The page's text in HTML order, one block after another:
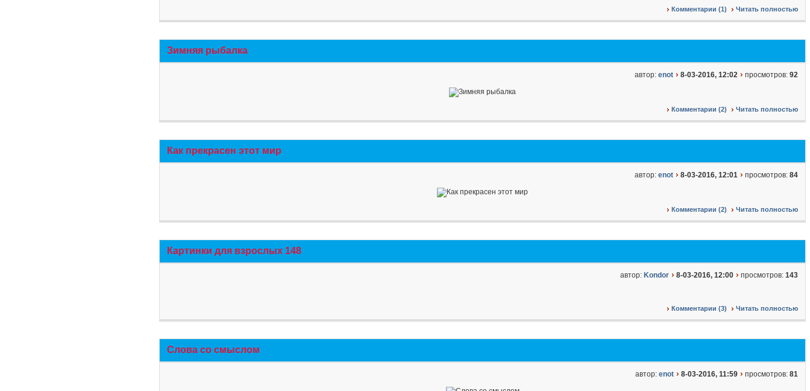
Комментарии (1) Читать полностью
Зимняя рыбалка
автор: enot 8-03-2016, 12:02 просмотров: 92
Комментарии (2) Читать полностью
Как прекрасен этот мир
автор: enot 8-03-2016, 12:01 просмотров: 84
Комментарии (2) Читать полностью
Картинки для взрослых 148
автор: Kondor 8-03-2016, 12:00 просмотров: 143
Комментарии (3) Читать полностью
Слова со смыслом
автор: enot 8-03-2016, 11:59 просмотров: 81